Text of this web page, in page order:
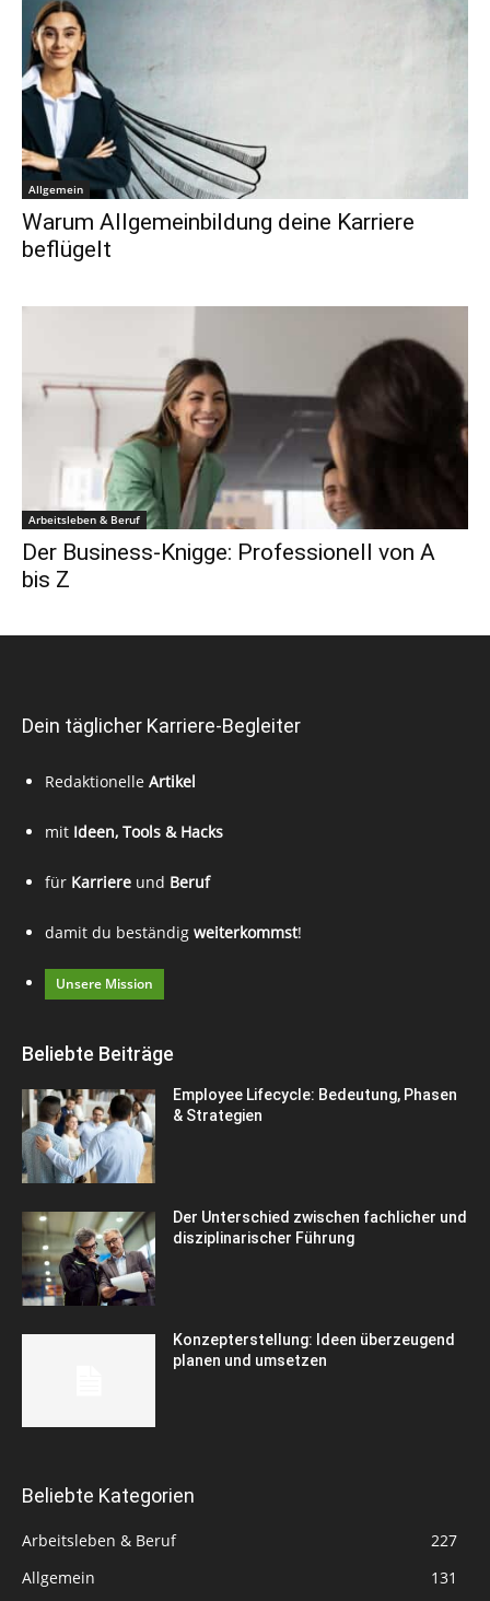
Allgemein
Warum Allgemeinbildung deine Karriere
beflügelt
Arbeitsleben & Beruf
Der Business-Knigge: Professionell von A
bis Z
Dein täglicher Karriere-Begleiter
Redaktionelle Artikel
mit Ideen, Tools & Hacks
für Karriere und Beruf
damit du beständig weiterkommst!
Unsere Mission
Beliebte Beiträge
Employee Lifecycle: Bedeutung, Phasen
& Strategien
Der Unterschied zwischen fachlicher und
disziplinarischer Führung
Konzepterstellung: Ideen überzeugend
planen und umsetzen
Beliebte Kategorien
Arbeitsleben & Beruf
227
Allgemein
131